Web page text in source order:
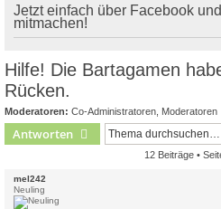
Jetzt einfach über Facebook
mitmachen!
Hilfe! Die Bartagamen
Rücken.
Moderatoren: Co-Administratoren Moderatoren
Antworten
12 Beiträge •
mel242
Neuling